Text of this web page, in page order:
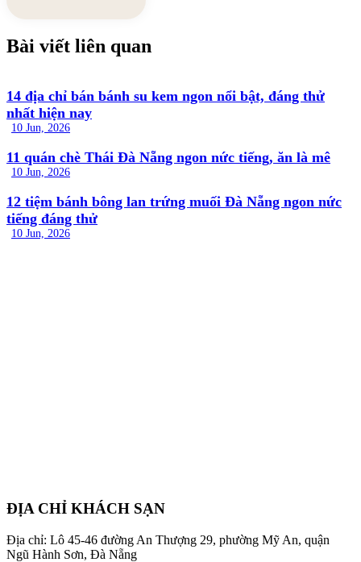
Bài viết liên quan
14 địa chỉ bán bánh su kem ngon nổi bật, đáng thử
nhất hiện nay
10 Jun, 2026
11 quán chè Thái Đà Nẵng ngon nức tiếng, ăn là mê
10 Jun, 2026
12 tiệm bánh bông lan trứng muối Đà Nẵng ngon nức
tiếng đáng thử
10 Jun, 2026
ĐỊA CHỈ KHÁCH SẠN
Địa chỉ: Lô 45-46 đường An Thượng 29, phường Mỹ An, quận
Ngũ Hành Sơn, Đà Nẵng